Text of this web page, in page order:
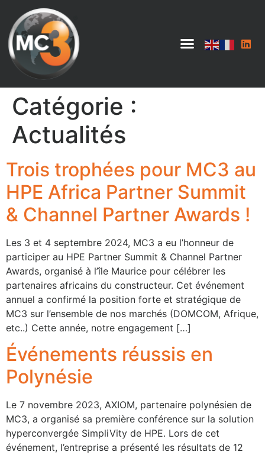
Catégorie :
Actualités
Trois trophées pour MC3 au
HPE Africa Partner Summit
& Channel Partner Awards !
Les 3 et 4 septembre 2024, MC3 a eu l’honneur de
participer au HPE Partner Summit & Channel Partner
Awards, organisé à l’île Maurice pour célébrer les
partenaires africains du constructeur. Cet événement
annuel a confirmé la position forte et stratégique de
MC3 sur l’ensemble de nos marchés (DOMCOM, Afrique,
etc..) Cette année, notre engagement […]
Événements réussis en
Polynésie
Le 7 novembre 2023, AXIOM, partenaire polynésien de
MC3, a organisé sa première conférence sur la solution
hyperconvergée SimpliVity de HPE. Lors de cet
événement, l’entreprise a présenté les résultats de 12